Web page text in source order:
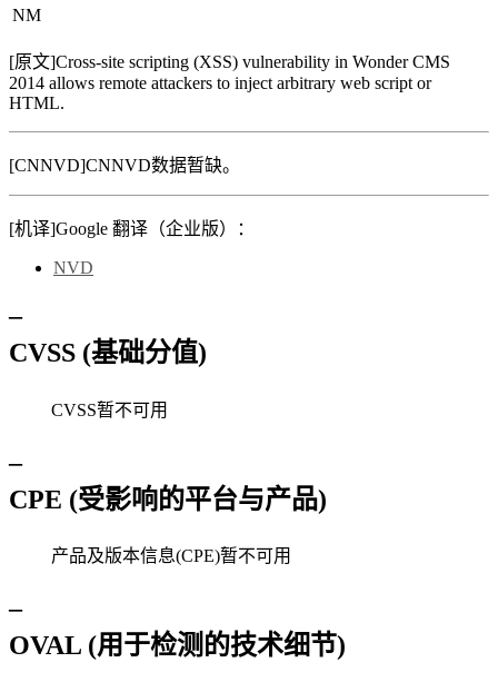
NM
[原文]Cross-site scripting (XSS) vulnerability in Wonder CMS
2014 allows remote attackers to inject arbitrary web script or
HTML.
[CNNVD]CNNVD数据暂缺。
[机译]Google 翻译（企业版）：
NVD
–
CVSS (基础分值)
CVSS暂不可用
–
CPE (受影响的平台与产品)
产品及版本信息(CPE)暂不可用
–
OVAL (用于检测的技术细节)